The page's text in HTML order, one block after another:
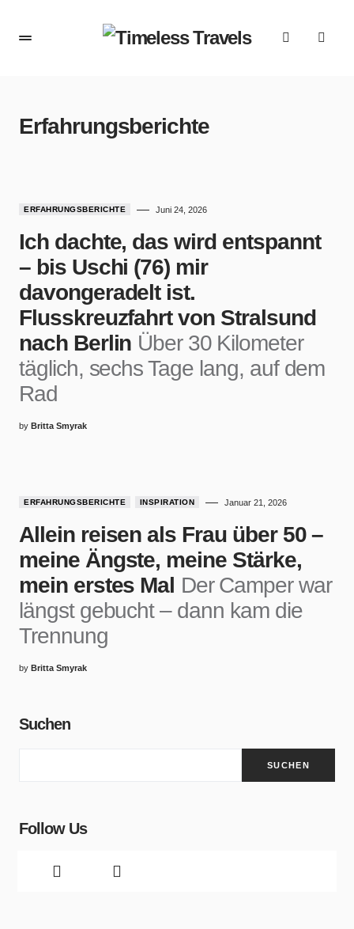
Erfahrungsberichte
ERFAHRUNGSBERICHTE Juni 24, 2026
Ich dachte, das wird entspannt
– bis Uschi (76) mir
davongeradelt ist.
Flusskreuzfahrt von Stralsund
nach Berlin Über 30 Kilometer
täglich, sechs Tage lang, auf dem
Rad
by Britta Smyrak
ERFAHRUNGSBERICHTE INSPIRATION Januar 21, 2026
Allein reisen als Frau über 50 –
meine Ängste, meine Stärke,
mein erstes Mal Der Camper war
längst gebucht – dann kam die
Trennung
by Britta Smyrak
Suchen
SUCHEN
Follow Us